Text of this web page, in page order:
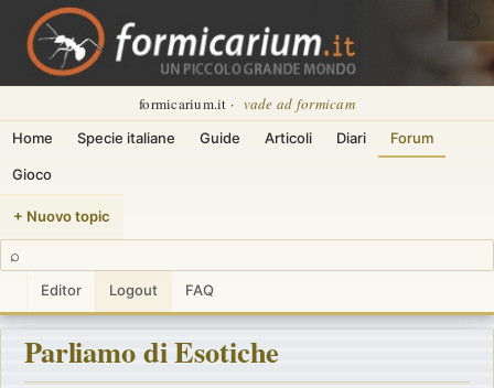
formicarium.it · vade ad formicam
Home Specie italiane Guide Articoli Diari Forum
Gioco
+ Nuovo topic
⌕
Editor Logout FAQ
🌙
Parliamo di Esotiche